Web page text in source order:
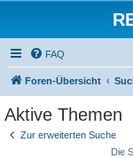
FAQ
Foren-Übersicht
Aktive Themen
Zur erweiterten Suche
Die